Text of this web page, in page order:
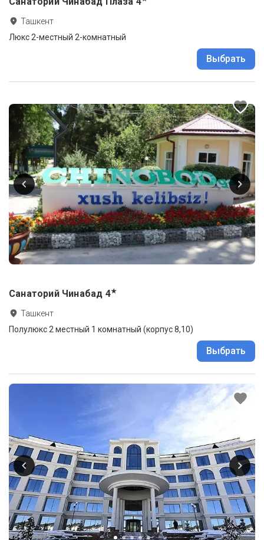
Ташкент
Люкс 2-местный 2-комнатный
Выбрать
Санаторий Чинабад 4★
Ташкент
Полулюкс 2 местный 1 комнатный (корпус 8,10)
Выбрать